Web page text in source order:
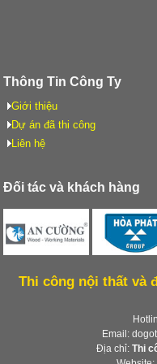
Thông Tin Công Ty
Giới thiệu
Dự án đã thi công
Liên hệ
Đối tác và khách hàng
Thi công nội thất và
Email:
Địa chỉ: Thi